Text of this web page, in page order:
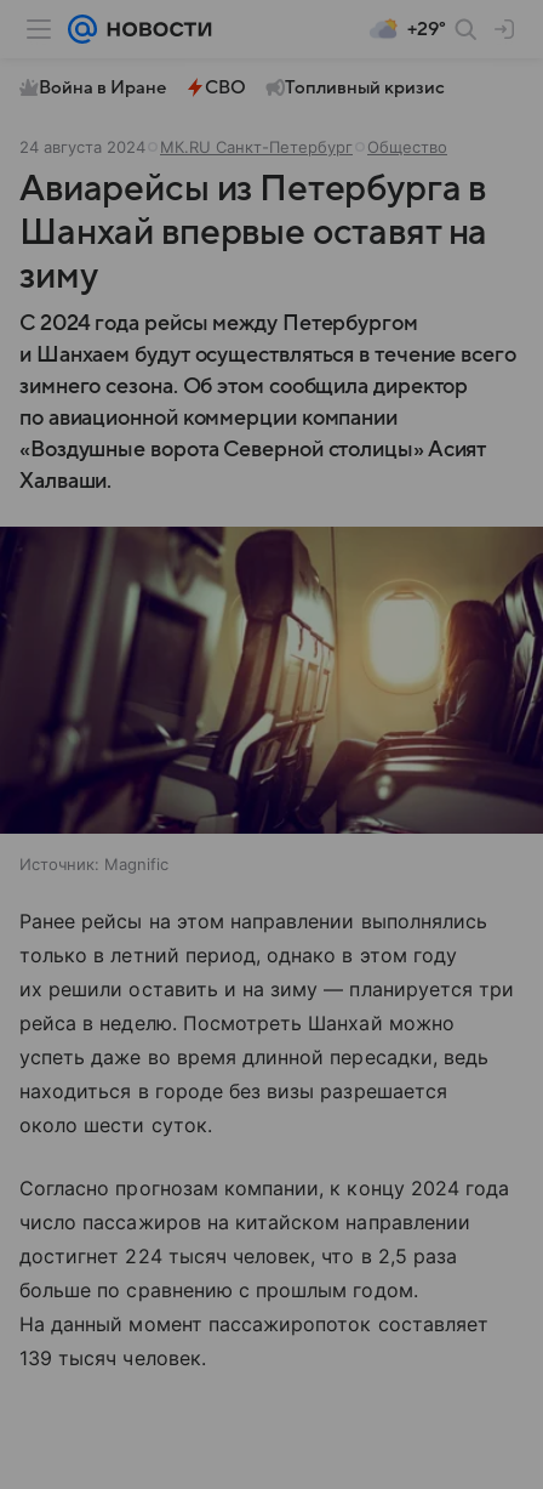
+29°
Война в Иране СВО Топливный кризис
24 августа 2024 МК.RU Санкт-Петербург Общество
Авиарейсы из Петербурга в
Шанхай впервые оставят на
зиму
С 2024 года рейсы между Петербургом
и Шанхаем будут осуществляться в течение всего
зимнего сезона. Об этом сообщила директор
по авиационной коммерции компании
«Воздушные ворота Северной столицы» Асият
Халваши.
Источник: Magnific
Ранее рейсы на этом направлении выполнялись
только в летний период, однако в этом году
их решили оставить и на зиму — планируется три
рейса в неделю. Посмотреть Шанхай можно
успеть даже во время длинной пересадки, ведь
находиться в городе без визы разрешается
около шести суток.
Согласно прогнозам компании, к концу 2024 года
число пассажиров на китайском направлении
достигнет 224 тысяч человек, что в 2,5 раза
больше по сравнению с прошлым годом.
На данный момент пассажиропоток составляет
139 тысяч человек.